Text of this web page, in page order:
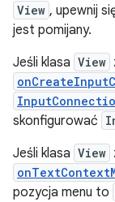
View , upewnij
jest pomijany.
Jeśli klasa View
skonfigurować
Jeśli klasa View
pozycja menu to